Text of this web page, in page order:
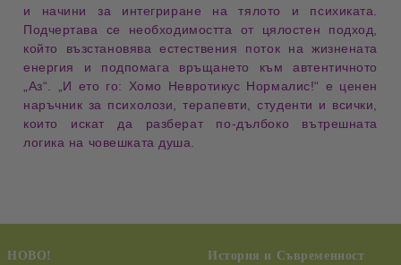
и начини за интегриране на тялото и психиката.
Подчертава се необходимостта от цялостен подход
който възстановява естествения поток на жизнената
енергия и подпомага връщането към автентичното
„Аз“. „И ето го: Хомо Невротикус Нормалис!“ е ценен
наръчник за психолози, терапевти, студенти и всички,
които искат да разберат по-дълбоко вътрешната
логика на човешката душа.
НОВО! История и Съвременност